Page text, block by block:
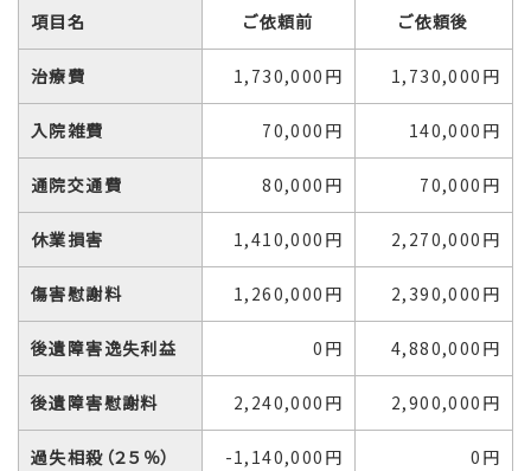
項目名 ご依頼前 ご依頼後
治療費 1,730,000円 1,730,000円
入院雑費 70,000円 140,000円
通院交通費 80,000円 70,000円
休業損害 1,410,000円 2,270,000円
傷害慰謝料 1,260,000円 2,390,000円
後遺障害逸失利益 0円 4,880,000円
後遺障害慰謝料 2,240,000円 2,900,000円
過失相殺（２５％） -1,140,000円 0円